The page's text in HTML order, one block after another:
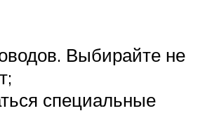
Выбирайте не
специальные